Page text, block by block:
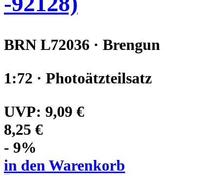
BRN L72036 · Brengun
1:72 · Photoätzteilsatz
UVP: 9,09 €
8,25 €
- 9%
in den Warenkorb